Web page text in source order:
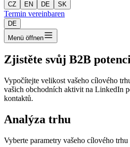
CZ EN DE SK
Termin vereinbaren
DE
Menü öffnen
Zjistěte svůj B2B
Vypočítejte velikost vašeho cílového
vašich obchodních aktivit na LinkedIn
kontaktů.
Analýza trhu
Vyberte parametry vašeho cílového